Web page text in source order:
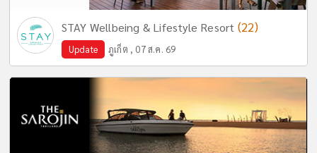
STAY Wellbeing & Lifestyle Resort (22)
Update ภูเก็ต , 07 ส.ค. 69